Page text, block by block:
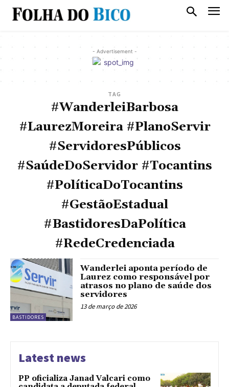
- Advertisement -
TAG
#WanderleiBarbosa
#LaurezMoreira #PlanoServir
#ServidoresPúblicos
#SaúdeDoServidor #Tocantins
#PolíticaDoTocantins
#GestãoEstadual
#BastidoresDaPolítica
#RedeCredenciada
BASTIDORES
Wanderlei aponta período de
Laurez como responsável por
atrasos no plano de saúde dos
servidores
13 de março de 2026
Latest news
PP oficializa Janad Valcari como